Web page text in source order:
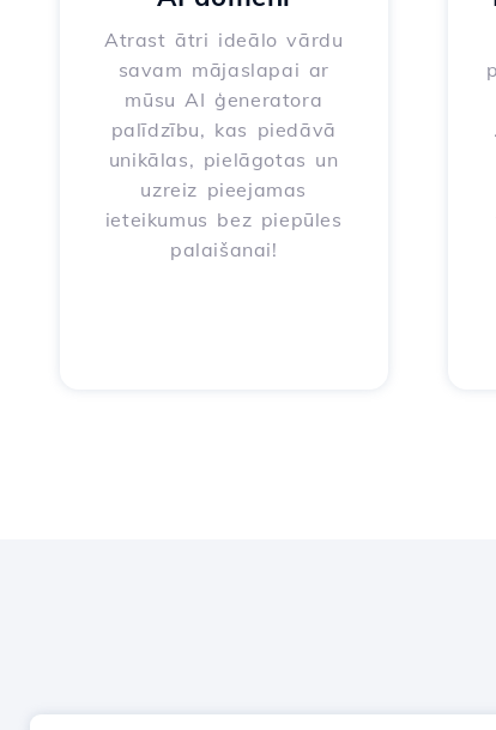
Atrast ātri ideālo vārdu
savam mājaslapai ar
mūsu AI ģeneratora
palīdzību, kas piedāvā
unikālas, pielāgotas un
uzreiz pieejamas
ieteikumus bez piepūles
palaišanai!